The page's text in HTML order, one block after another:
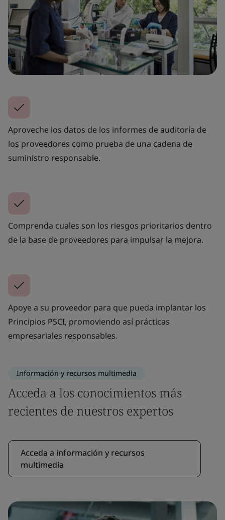
Aproveche los datos de los informes de auditoría de
los proveedores como prueba de una cadena de
suministro responsable.
Comprenda cuales son los riesgos prioritarios dentro
de la base de proveedores para impulsar la mejora.
Apoye a su proveedor para que pueda implantar los
Principios PSCI, promoviendo así prácticas
empresariales responsables.
Información y recursos multimedia
Acceda a los conocimientos más
recientes de nuestros expertos
Acceda a información y recursos
multimedia